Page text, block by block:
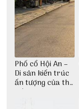
Phố cổ Hội An –
Di sản kiến trúc
ấn tượng của thế
giới